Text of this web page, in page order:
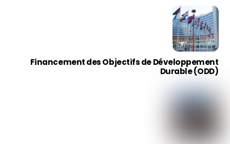
Financement des Objectifs de Développement
Durable (ODD)